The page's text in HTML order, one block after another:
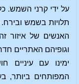
על ידי קרני השמש.
תלויות בשמש
האנשים של איזור
וגופיהם האתריים
ימינו עם עיניים
המפותחים ביותר,